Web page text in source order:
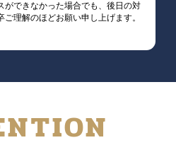
できなかった場合でも、後日の対
理解のほどお願い申し上げます。